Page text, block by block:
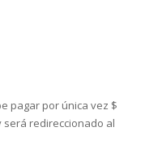
pagar por única vez $
será redireccionado al